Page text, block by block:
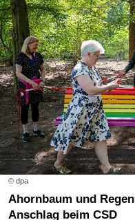
© dpa
Ahornbaum und Regenbogenbank erinnern an
Anschlag beim CSD